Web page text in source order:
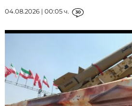
04.08.2026 | 00:05 ч. 30